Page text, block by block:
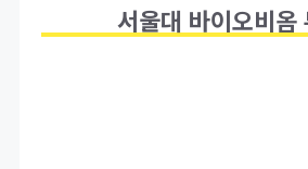
서울대 바이오비